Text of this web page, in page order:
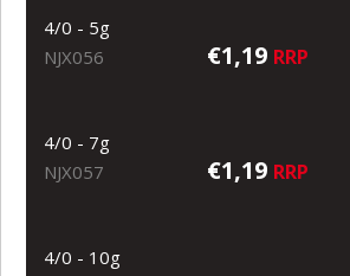
4/0 - 5g
NJX056
€1,19 RRP
4/0 - 7g
NJX057
€1,19 RRP
4/0 - 10g